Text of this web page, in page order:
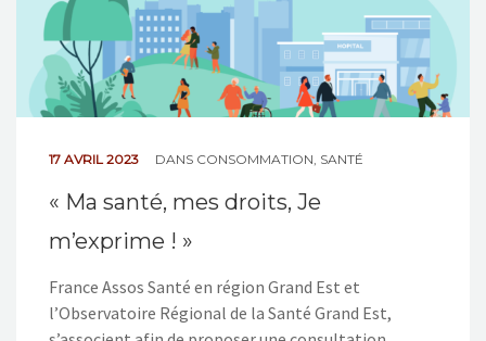
17 AVRIL 2023 DANS CONSOMMATION SANTÉ
« Ma santé, mes droits, Je
m’exprime ! »
France Assos Santé en région Grand Est et
l’Observatoire Régional de la Santé Grand Est,